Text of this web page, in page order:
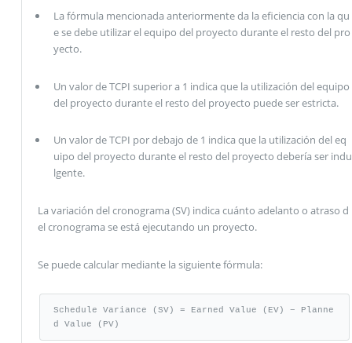
La fórmula mencionada anteriormente da la eficiencia con la qu
e se debe utilizar el equipo del proyecto durante el resto del pro
yecto.
Un valor de TCPI superior a 1 indica que la utilización del equipo
del proyecto durante el resto del proyecto puede ser estricta.
Un valor de TCPI por debajo de 1 indica que la utilización del eq
uipo del proyecto durante el resto del proyecto debería ser indu
lgente.
La variación del cronograma (SV) indica cuánto adelanto o atraso d
el cronograma se está ejecutando un proyecto.
Se puede calcular mediante la siguiente fórmula:
Schedule Variance (SV) = Earned Value (EV) − Planne
d Value (PV)